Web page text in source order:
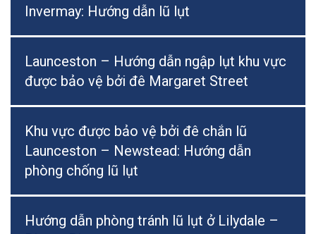
Invermay: Hướng dẫn lũ lụt
Launceston – Hướng dẫn ngập lụt khu vực
được bảo vệ bởi đê Margaret Street
Khu vực được bảo vệ bởi đê chắn lũ
Launceston – Newstead: Hướng dẫn
phòng chống lũ lụt
Hướng dẫn phòng tránh lũ lụt ở Lilydale –